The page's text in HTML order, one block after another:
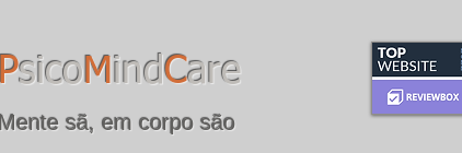
PsicoMindCare
Mente sã, em corpo são